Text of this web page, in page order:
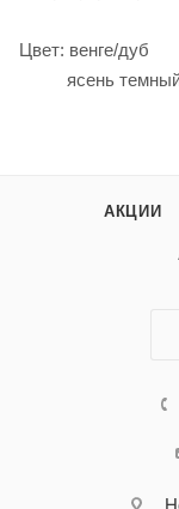
Цвет: венге/дуб
ясень темный/
АКЦИИ